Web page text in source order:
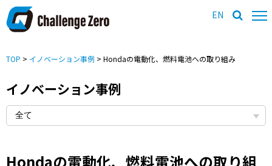
EN
TOP > イノベーション事例 > Hondaの電動化、燃料電池への取り組み
イノベーション事例
Hondaの電動化、燃料電池への取り組